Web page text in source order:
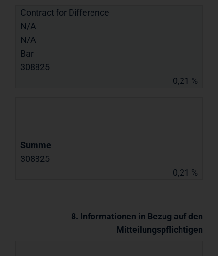
Contract for Difference
N/A
N/A
Bar
308825
0,21 %
Summe
308825
0,21 %
8. Informationen in Bezug auf den
Mitteilungspflichtigen